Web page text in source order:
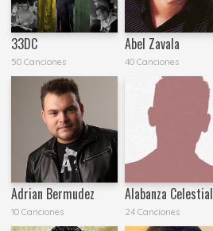
33DC
50 Canciones
Abel Zavala
40 Canciones
Adrian Bermudez
10 Canciones
Alabanza Celestial
24 Canciones